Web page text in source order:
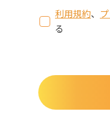
利用規約、
る